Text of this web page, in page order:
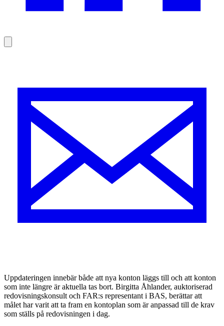
Uppdateringen innebär både att nya konton läggs till och att konton
som inte längre är aktuella tas bort. Birgitta Åhlander, auktoriserad
redovisningskonsult och FAR:s representant i BAS, berättar att
målet har varit att ta fram en kontoplan som är anpassad till de krav
som ställs på redovisningen i dag.